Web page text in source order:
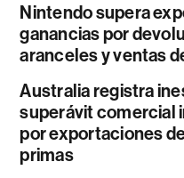
Nintendo supera
ganancias por
aranceles y ventas
Australia registra
superávit comercial
por exportaciones
primas